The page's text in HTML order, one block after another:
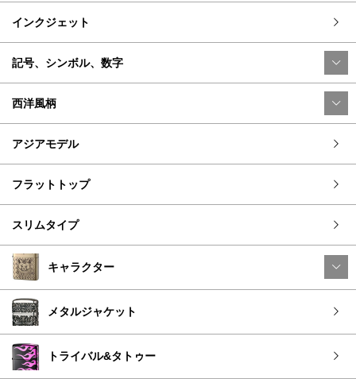
インクジェット
記号、シンボル、数字
西洋風柄
アジアモデル
フラットトップ
スリムタイプ
キャラクター
メタルジャケット
トライバル&タトゥー